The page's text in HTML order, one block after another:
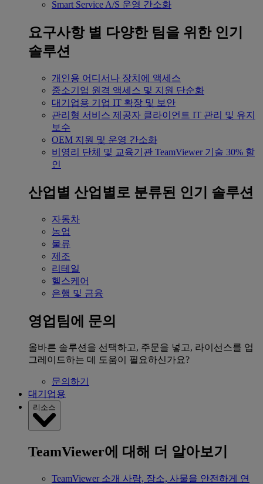
Smart Service A/S 운영 간소화
요구사항 별 다양한 팀을 위한 인기
솔루션
개인용 어디서나 장치에 액세스
중소기업 원격 액세스 및 지원 단순화
대기업용 기업 IT 확장 및 보안
관리형 서비스 제공자 클라이언트 IT 관리 및 유지
보수
OEM 지원 및 운영 간소화
비영리 단체 및 교육기관 TeamViewer 기술 30% 할
인
산업별 산업별로 분류된 인기 솔루션
자동차
농업
물류
제조
리테일
헬스케어
은행 및 금융
영업팀에 문의
올바른 솔루션을 선택하고, 주문을 넣고, 라이선스를 업
그레이드하는 데 도움이 필요하신가요?
문의하기
대기업용
리소스
TeamViewer에 대해 더 알아보기
TeamViewer 소개 사람, 장소, 사물을 안전하게 연